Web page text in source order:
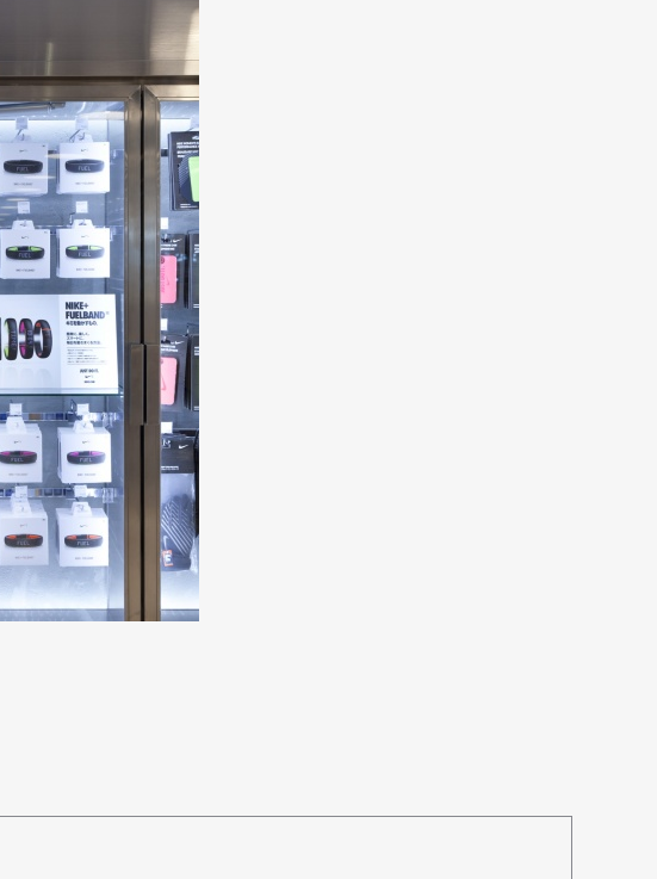
Art&Design
Gourmet
Pen Membership
Pen Meet